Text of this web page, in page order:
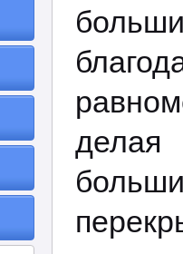
делая